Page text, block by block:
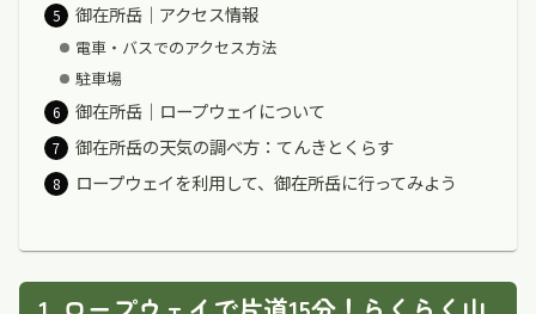
御在所岳｜アクセス情報
電車・バスでのアクセス方法
駐車場
御在所岳｜ロープウェイについて
御在所岳の天気の調べ方：てんきとくらす
ロープウェイを利用して、御在所岳に行ってみよう